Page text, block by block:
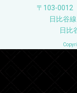
〒103-0012
日比谷
日比